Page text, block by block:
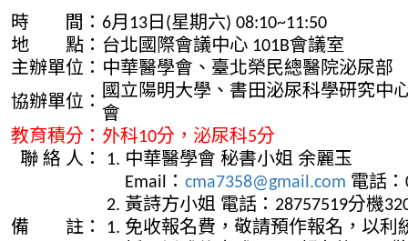
時 間： 6月13日(星期六) 08:10~11:50
地 點： 台北國際會議中心 101B會議室
主辦單位： 中華醫學會、臺北榮民總醫院泌尿部
協辦單位：
國立陽明大學、書田泌尿科學研究中
會
教育積分： 外科10分，泌尿科5分
聯 絡 人：
中華醫學會 秘書小姐 余麗玉
Email： cma7358@gmail.com 電話：
黃詩方小姐 電話：28757519分機
備 註：
免收報名費，敬請預作報名，以利